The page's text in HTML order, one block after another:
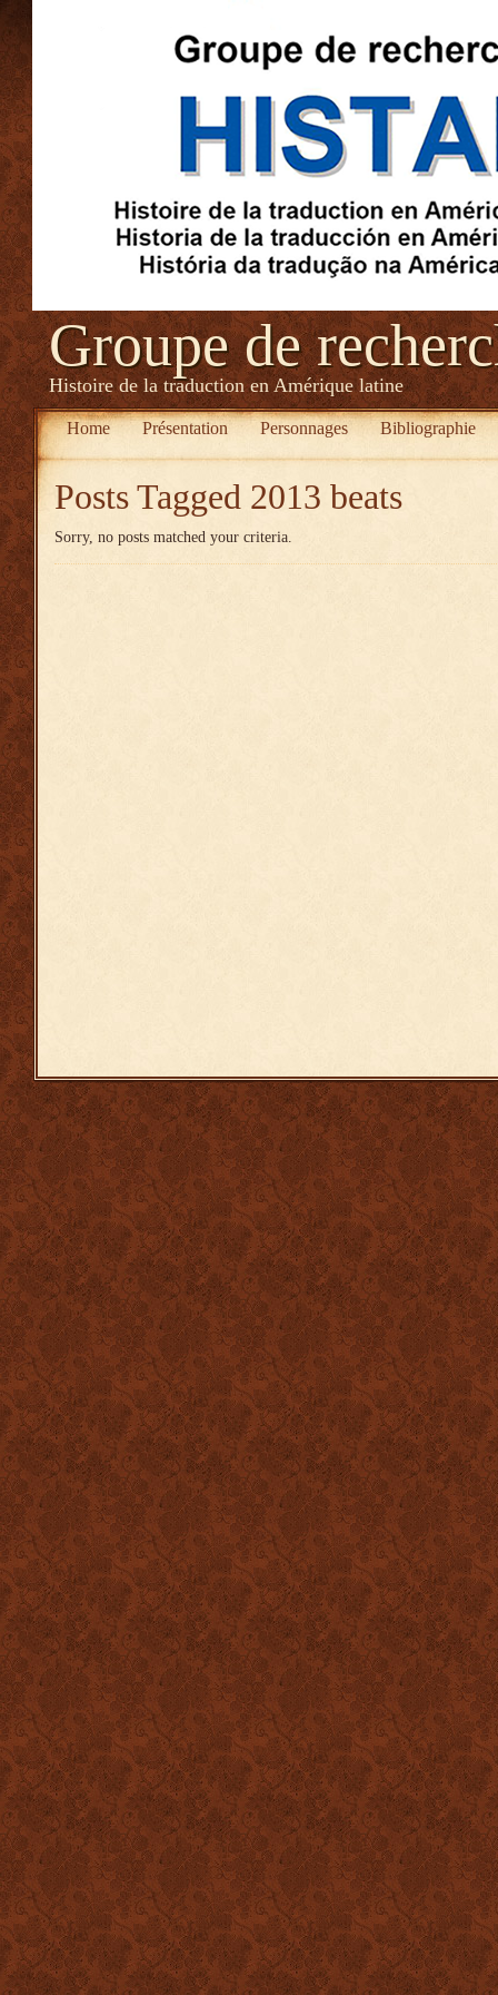
Groupe de
Histoire de la traduction en Amérique latine
Home Présentation Personnages Bibliographie
Posts Tagged 2013 beats
Sorry, no posts matched your criteria.